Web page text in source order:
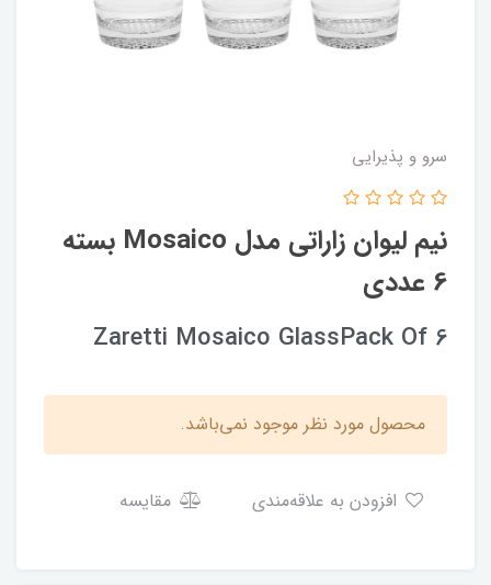
سرو و پذیرایی
نیم لیوان زاراتی مدل Mosaico بسته
6 عددی
Zaretti Mosaico GlassPack Of 6
محصول مورد نظر موجود نمی‌باشد.
مقایسه